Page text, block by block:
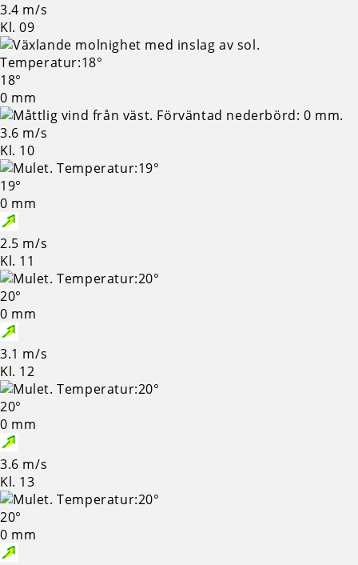
3.4 m/s
Kl. 09
18°
0 mm
3.6 m/s
Kl. 10
19°
0 mm
2.5 m/s
Kl. 11
20°
0 mm
3.1 m/s
Kl. 12
20°
0 mm
3.6 m/s
Kl. 13
20°
0 mm